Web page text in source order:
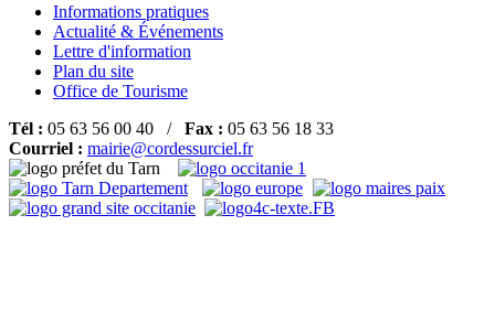
Informations pratiques
Actualité & Événements
Lettre d'information
Plan du site
Office de Tourisme
Tél : 05 63 56 00 40 / Fax : 05 63 56 18 33
Courriel : mairie@cordessurciel.fr